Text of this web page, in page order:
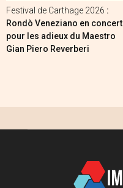
Festival de Carthage 2026 :
Rondò Veneziano en concert
pour les adieux du Maestro
Gian Piero Reverberi